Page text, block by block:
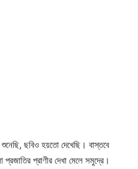
ছবিও হয়তো দেখেছি। বাস্তবে
প্রাণীর দেখা মেলে সমুদ্রে।